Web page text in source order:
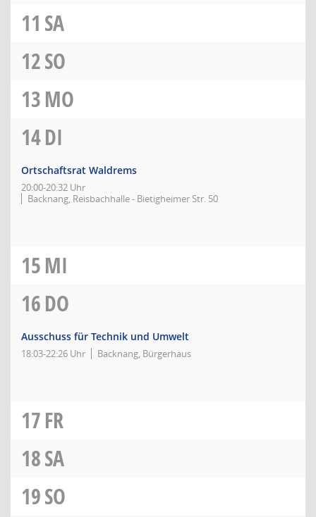
11 SA
12SO
13MO
14DI
Ortschaftsrat Waldrems
20:00-20:32 Uhr
Backnang, Reisbachhalle - Bietigheimer Str. 50
15MI
16DO
Ausschuss für Technik und Umwelt
18:03-22:26 Uhr Backnang, Bürgerhaus
17FR
18SA
19SO